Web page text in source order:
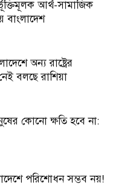
আর্থ-সামাজিক
বাংলাদেশ
অন্য রাষ্ট্রের
বলছে রাশিয়া
কোনো ক্ষতি হবে না:
পরিশোধন সম্ভব নয়!